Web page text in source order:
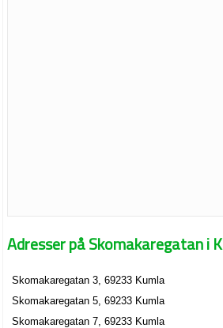
Adresser på Skomakaregatan i
Skomakaregatan 3, 69233 Kumla
Skomakaregatan 5, 69233 Kumla
Skomakaregatan 7, 69233 Kumla